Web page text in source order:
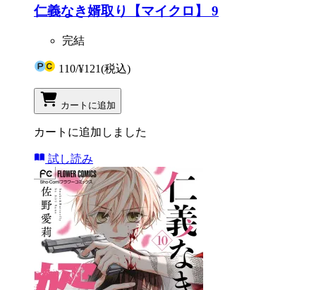
仁義なき婿取り【マイクロ】 9
完結
110/¥121(税込)
カートに追加
カートに追加しました
試し読み